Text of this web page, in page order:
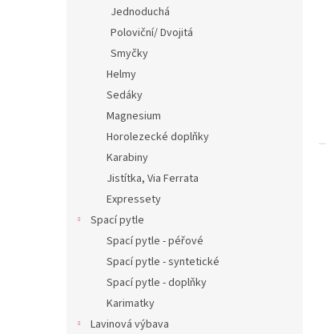
Jednoduchá
Poloviční/ Dvojitá
Smyčky
Helmy
Sedáky
Magnesium
Horolezecké doplňky
Karabiny
Jistítka, Via Ferrata
Expressety
Spací pytle
Spací pytle - péřové
Spací pytle - syntetické
Spací pytle - doplňky
Karimatky
Lavinová výbava